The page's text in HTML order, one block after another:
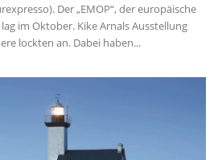
Der „EMOP“, der europäische
im Oktober. Kike Arnals Ausstellung
lockten an. Dabei haben...